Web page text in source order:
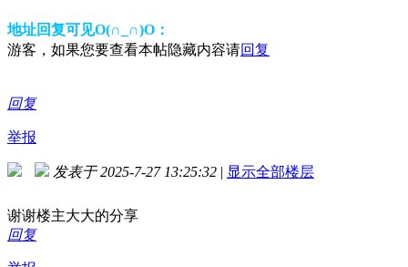
地址回复可见O(∩_∩)O：
游客，如果您要查看本帖隐藏内容请回复
回复
举报
发表于 2025-7-27 13:25:32 | 显示全部楼层
谢谢楼主大大的分享
回复